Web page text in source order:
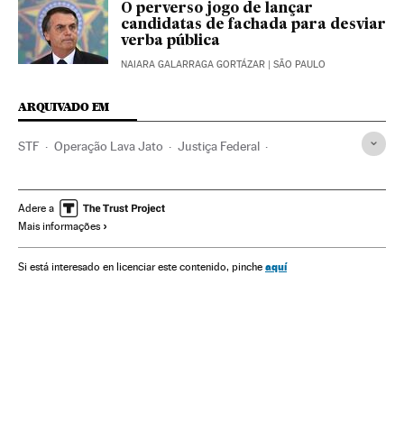
O perverso jogo de lançar
candidatas de fachada para desviar
verba pública
NAIARA GALARRAGA GORTÁZAR | SÃO PAULO
ARQUIVADO EM
STF Operação Lava Jato Justiça Federal
Financiamento ilegal Lavagem dinheiro
Polícia Federal
Caixa dois Financiamento partidos Poder judicial
Adere a
Mais informações
Si está interesado en licenciar este contenido, pinche aquí